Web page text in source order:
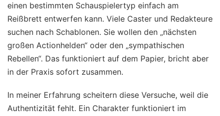
einen bestimmten Schauspielertyp einfach am
Reißbrett entwerfen kann. Viele Caster und Redakteure
suchen nach Schablonen. Sie wollen den „nächsten
großen Actionhelden“ oder den „sympathischen
Rebellen“. Das funktioniert auf dem Papier, bricht aber
in der Praxis sofort zusammen.
In meiner Erfahrung scheitern diese Versuche, weil die
Authentizität fehlt. Ein Charakter funktioniert im